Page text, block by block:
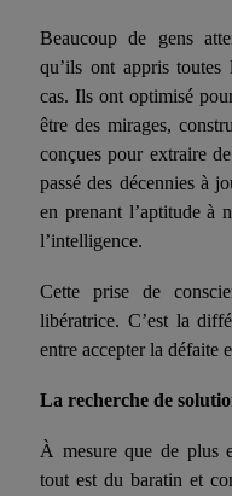
Beaucoup de gens
qu’ils ont appris toutes
cas. Ils ont optimisé
être des mirages,
conçues pour extraire
passé des décennies à
en prenant l’aptitude à
l’intelligence.
Cette prise de
libératrice. C’est la
entre accepter la défaite
La recherche de
À mesure que de plus
tout est du baratin et